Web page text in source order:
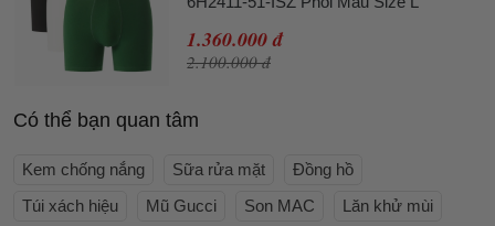
1.360.000 đ
2.100.000 đ
Có thể bạn quan tâm
Kem chống nắng Sữa rửa mặt
Đồng hồ
Túi xách hiệu
Mũ Gucci Son MAC
Lăn khử mùi